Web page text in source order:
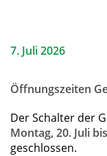
7. Juli 2026
Öffnungszeiten
Der Schalter der
Montag, 20. Juli
geschlossen.